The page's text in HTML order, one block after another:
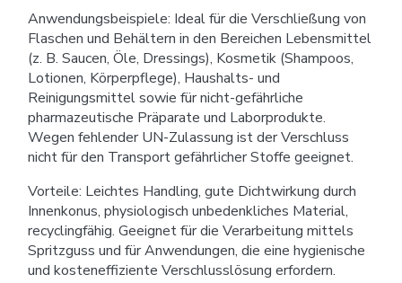
Anwendungsbeispiele: Ideal für die Verschließung von
Flaschen und Behältern in den Bereichen Lebensmittel
(z. B. Saucen, Öle, Dressings), Kosmetik (Shampoos,
Lotionen, Körperpflege), Haushalts- und
Reinigungsmittel sowie für nicht-gefährliche
pharmazeutische Präparate und Laborprodukte.
Wegen fehlender UN-Zulassung ist der Verschluss
nicht für den Transport gefährlicher Stoffe geeignet.
Vorteile: Leichtes Handling, gute Dichtwirkung durch
Innenkonus, physiologisch unbedenkliches Material,
recyclingfähig. Geeignet für die Verarbeitung mittels
Spritzguss und für Anwendungen, die eine hygienische
und kosteneffiziente Verschlusslösung erfordern.